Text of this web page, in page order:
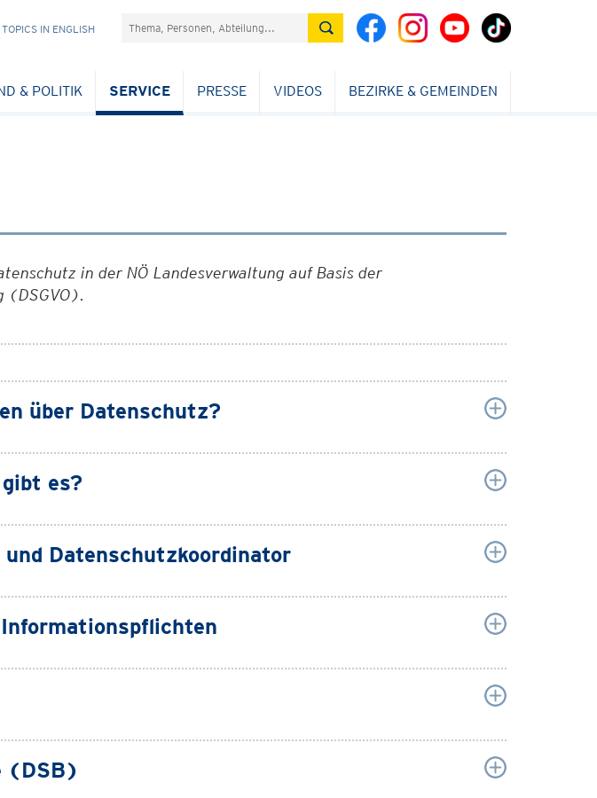
TOPICS IN ENGLISH Suchefeld
& POLITIK SERVICE PRESSE VIDEOS BEZIRKE & GEMEINDEN
in der NÖ Landesverwaltung auf Basis der
(DSGVO).
über Datenschutz?
es?
Datenschutzkoordinator
(DSB)